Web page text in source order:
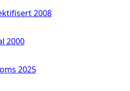
2008
2000
2025